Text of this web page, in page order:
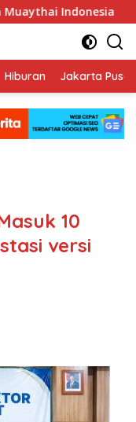
Indonesia
Hiburan Jakarta Pusat
10
versi